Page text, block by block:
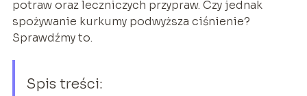
potraw oraz leczniczych przypraw. Czy jednak
spożywanie kurkumy podwyższa ciśnienie?
Sprawdźmy to.
Spis treści: